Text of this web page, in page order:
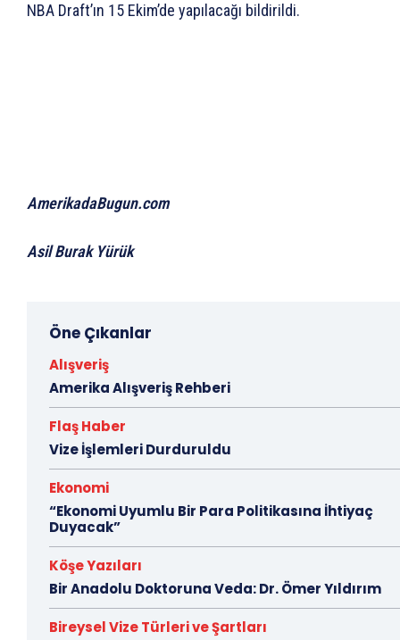
NBA Draft’ın 15 Ekim’de yapılacağı bildirildi.
AmerikadaBugun.com
Asil Burak Yürük
Öne Çıkanlar
Alışveriş
Amerika Alışveriş Rehberi
Flaş Haber
Vize İşlemleri Durduruldu
Ekonomi
“Ekonomi Uyumlu Bir Para Politikasına İhtiyaç
Duyacak”
Köşe Yazıları
Bir Anadolu Doktoruna Veda: Dr. Ömer Yıldırım
Bireysel Vize Türleri ve Şartları